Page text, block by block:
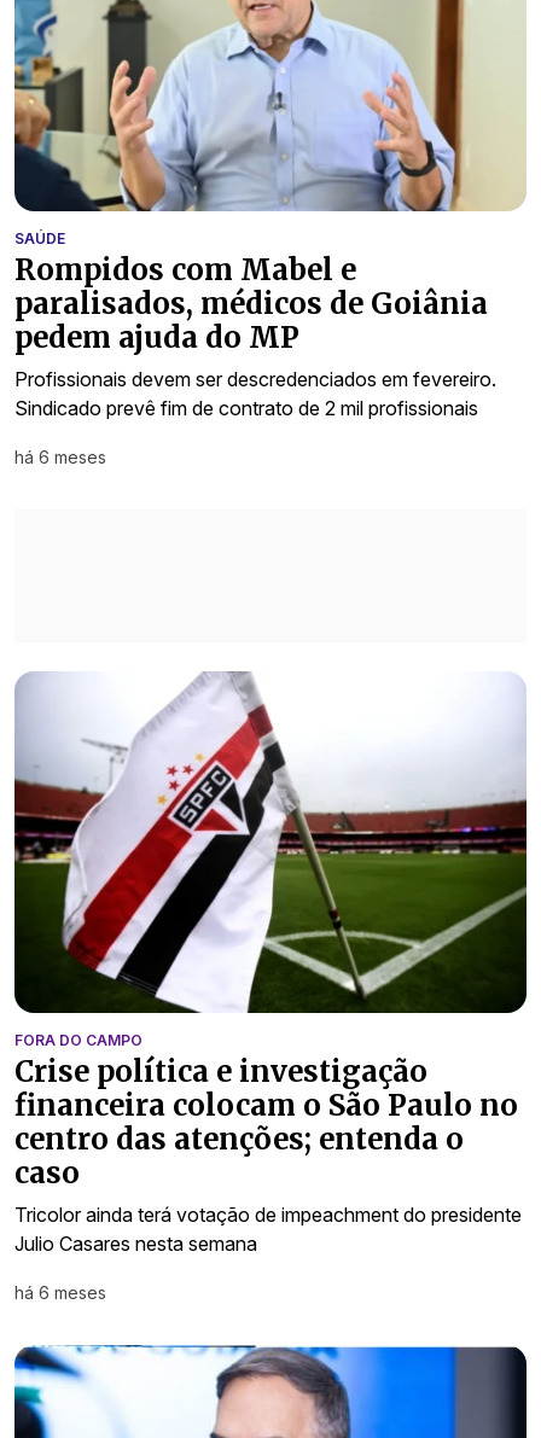
SAÚDE
Rompidos com Mabel e
paralisados, médicos de Goiânia
pedem ajuda do MP
Profissionais devem ser descredenciados em fevereiro.
Sindicado prevê fim de contrato de 2 mil profissionais
há 6 meses
FORA DO CAMPO
Crise política e investigação
financeira colocam o São Paulo no
centro das atenções; entenda o
caso
Tricolor ainda terá votação de impeachment do presidente
Julio Casares nesta semana
há 6 meses